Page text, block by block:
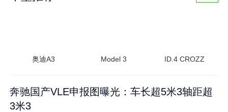
奥迪A3 Model 3 ID.4 CROZZ
奔驰国产VLE申报图曝光：车长超5米3轴距超
3米3